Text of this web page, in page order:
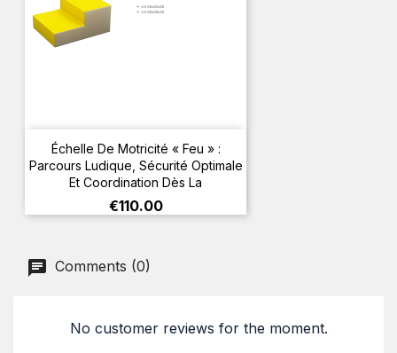
Échelle De Motricité « Feu » :
Parcours Ludique, Sécurité Optimale
Et Coordination Dès La
Price
€110.00
Comments (0)
No customer reviews for the moment.